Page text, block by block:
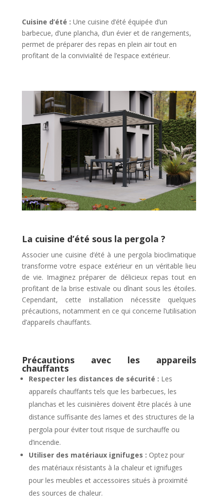
Cuisine d’été : Une cuisine d’été équipée d’un
barbecue, d’une plancha, d’un évier et de rangements,
permet de préparer des repas en plein air tout en
profitant de la convivialité de l’espace extérieur.
La cuisine d’été sous la pergola ?
Associer une cuisine d’été à une pergola bioclimatique
transforme votre espace extérieur en un véritable lieu
de vie. Imaginez préparer de délicieux repas tout en
profitant de la brise estivale ou dînant sous les étoiles.
Cependant, cette installation nécessite quelques
précautions, notamment en ce qui concerne l’utilisation
d’appareils chauffants.
Précautions avec les appareils
chauffants
Respecter les distances de sécurité : Les
appareils chauffants tels que les barbecues, les
planchas et les cuisinières doivent être placés à une
distance suffisante des lames et des structures de la
pergola pour éviter tout risque de surchauffe ou
d’incendie.
Utiliser des matériaux ignifuges : Optez pour
des matériaux résistants à la chaleur et ignifuges
pour les meubles et accessoires situés à proximité
des sources de chaleur.